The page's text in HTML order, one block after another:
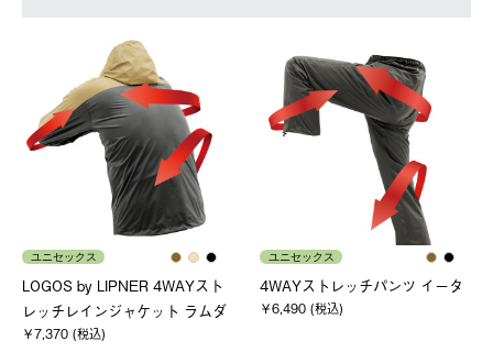
ユニセックス
LOGOS by LIPNER 4WAYスト
レッチレインジャケット ラムダ
￥7,370 (税込)
ユニセックス
4WAYストレッチパンツ イータ
￥6,490 (税込)